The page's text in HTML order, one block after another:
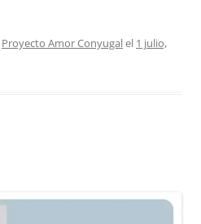
Proyecto Amor Conyugalel 1 julio,